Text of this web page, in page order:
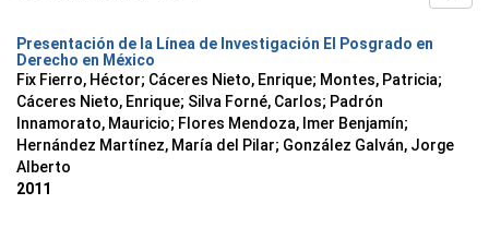
Presentación de la Línea de Investigación El Posgrado en
Derecho en México
Fix Fierro, Héctor; Cáceres Nieto, Enrique; Montes, Patricia;
Cáceres Nieto, Enrique; Silva Forné, Carlos; Padrón
Innamorato, Mauricio; Flores Mendoza, Imer Benjamín;
Hernández Martínez, María del Pilar; González Galván, Jorge
Alberto
2011